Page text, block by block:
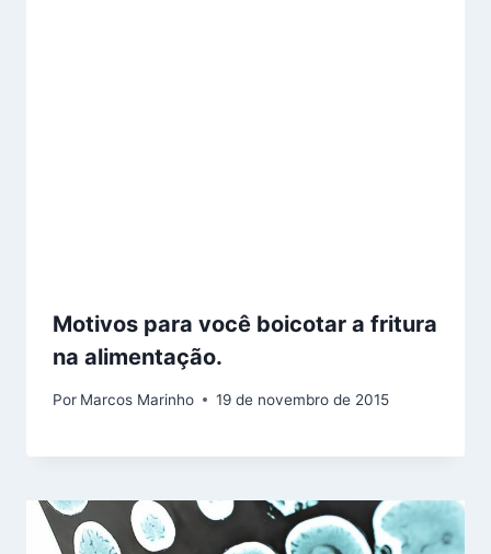
Motivos para você boicotar a fritura
na alimentação.
Por Marcos Marinho 19 de novembro de 2015